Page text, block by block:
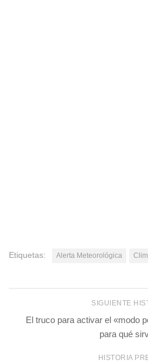
Etiquetas: Alerta Meteorológica
SIGUIENTE
El truco para activar el «modo
para qué
HISTORIA